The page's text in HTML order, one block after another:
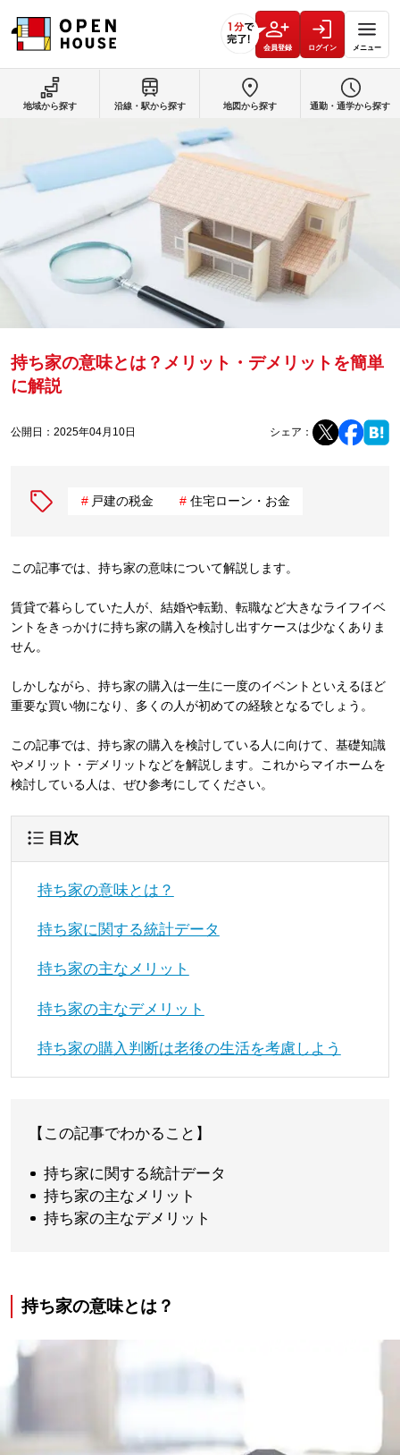
会員登録 ログイン メニュー
持ち家の意味とは？メリット・デメリットを簡単
に解説
公開日： 2025年04月10日 シェア：
戸建の税金 住宅ローン・お金
この記事では、持ち家の意味について解説します。
賃貸で暮らしていた人が、結婚や転勤、転職など大きなライフイベ
ントをきっかけに持ち家の購入を検討し出すケースは少なくありま
せん。
しかしながら、持ち家の購入は一生に一度のイベントといえるほど
重要な買い物になり、多くの人が初めての経験となるでしょう。
この記事では、持ち家の購入を検討している人に向けて、基礎知識
やメリット・デメリットなどを解説します。これからマイホームを
検討している人は、ぜひ参考にしてください。
目次
持ち家の意味とは？
持ち家に関する統計データ
持ち家の主なメリット
持ち家の主なデメリット
持ち家の購入判断は老後の生活を考慮しよう
【この記事でわかること】
持ち家に関する統計データ
持ち家の主なメリット
持ち家の主なデメリット
持ち家の意味とは？
地域から探す 沿線・駅から探す 地図から探す 通勤・通学から探す